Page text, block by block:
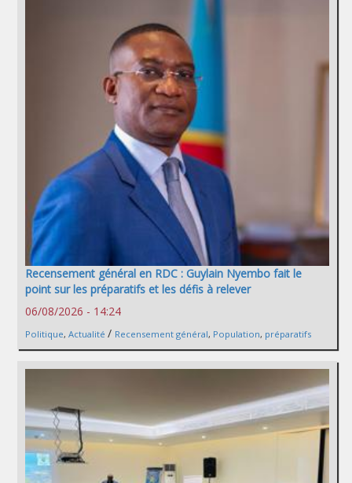
Recensement général en RDC : Guylain Nyembo fait le
point sur les préparatifs et les défis à relever
06/08/2026 - 14:24
Politique, Actualité / Recensement général, Population, préparatifs